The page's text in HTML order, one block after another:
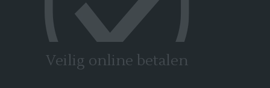
Veilig online betalen